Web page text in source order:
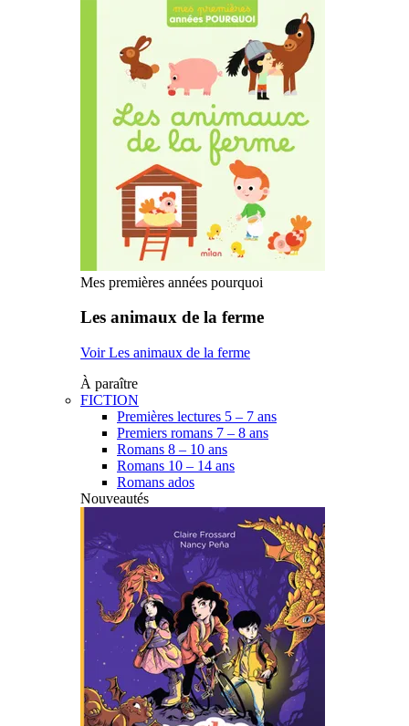
Mes premières années pourquoi
Les animaux de la ferme
Voir Les animaux de la ferme
À paraître
FICTION
Premières lectures 5 – 7 ans
Premiers romans 7 – 8 ans
Romans 8 – 10 ans
Romans 10 – 14 ans
Romans ados
Nouveautés